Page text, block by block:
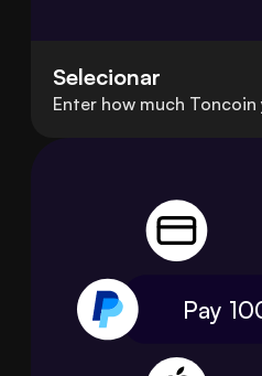
Selecionar
Enter how much
Pay